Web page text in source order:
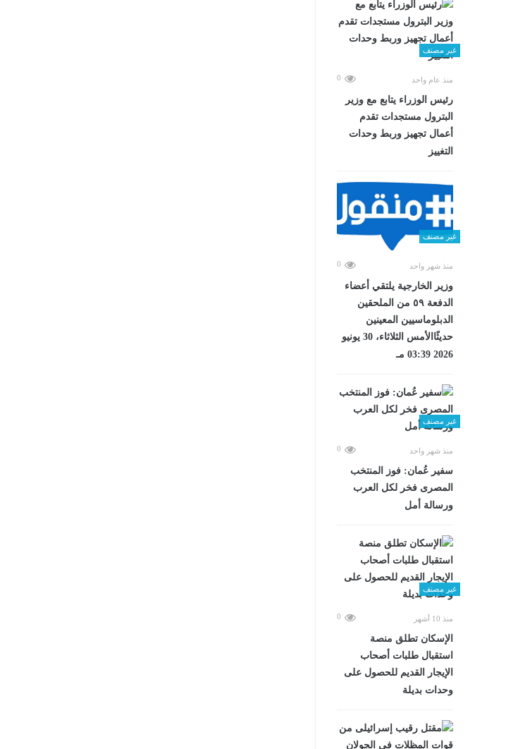
غير مصنف
منذ عام واحد 0
رئيس الوزراء يتابع مع وزير
البترول مستجدات تقدم
أعمال تجهيز وربط وحدات
التغييز
غير مصنف
منذ شهر واحد 0
وزير الخارجية يلتقي أعضاء
الدفعة ٥٩ من الملحقين
الدبلوماسيين المعينين
حديثًاالأمس الثلاثاء، 30 يونيو
2026 03:39 مـ
غير مصنف
منذ شهر واحد 0
سفير عُمان: فوز المنتخب
المصرى فخر لكل العرب
ورسالة أمل
غير مصنف
منذ 10 أشهر 0
الإسكان تطلق منصة
استقبال طلبات أصحاب
الإيجار القديم للحصول على
وحدات بديلة